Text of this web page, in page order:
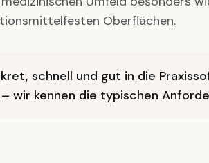
Oberflächen.
schnell und gut in die
wir kennen die typischen